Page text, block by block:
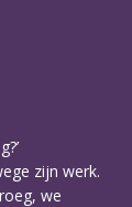
zijn werk.
we